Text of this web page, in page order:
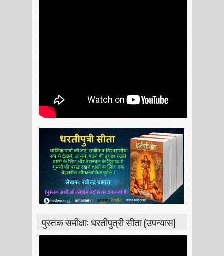
पुस्तक समीक्षा: धरतीपुत्री सीता (उपन्यास)